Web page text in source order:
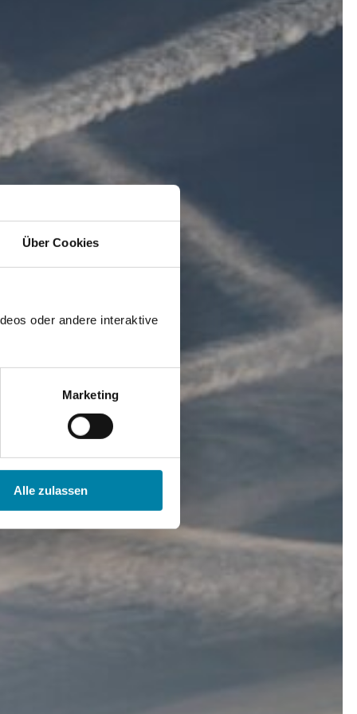
Über Cookies
oder andere interaktive
Marketing
Alle zulassen